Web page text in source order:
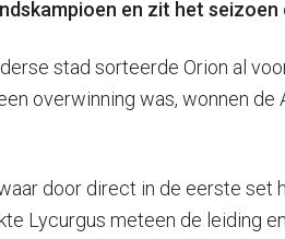
en zit het
stad sorteerde Orion al
overwinning was, wonnen
door direct in de eerste
Lycurgus meteen de leiding